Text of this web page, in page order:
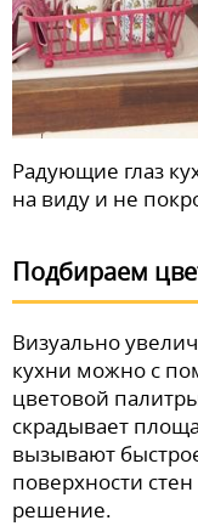
Радующие глаз
на виду и не
Подбираем
Визуально
кухни можно с
цветовой
скрадывает
вызывают
поверхности
решение.